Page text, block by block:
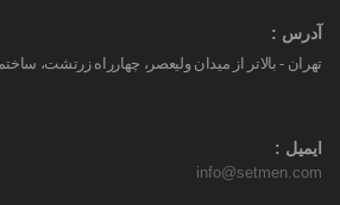
آدرس :
تهران - بالاتر از میدان ولیعصر، چهارراه زرتشت،
ایمیل :
info@setmen.com